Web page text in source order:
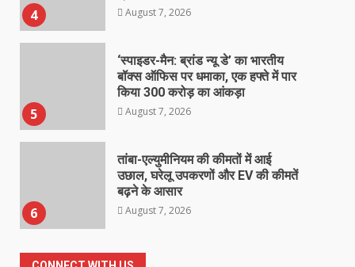
5 August 7, 2026
6
तांबा-एल्युमीनियम की कीमतों में आई
उछाल, घरेलू उपकरणों और EV की कीमतें
बढ़ने के आसार
August 7, 2026
7
महिला टी20 एशिया कप 2026 का
शेड्यूल जारी
August 7, 2026